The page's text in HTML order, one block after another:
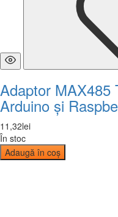
Adaptor MAX485
Arduino și
11 ,32lei
În stoc
Adaugă în coș